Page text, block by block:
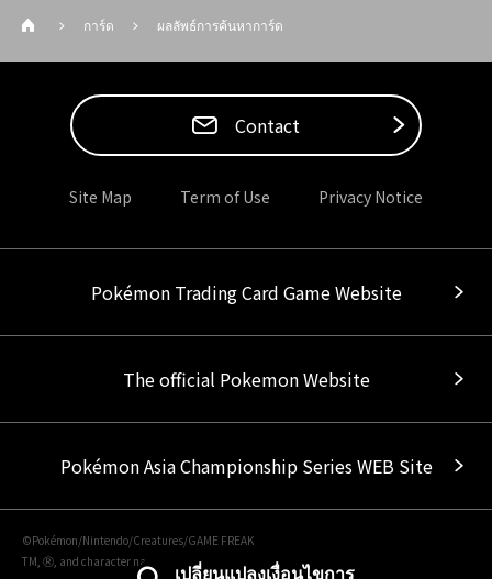
เปลี่ยนแปลงเงื่อนไขการ
การ์ด ผลลัพธ์การค้นหาการ์ด
Contact
Site Map Term of Use Privacy Notice
Pokémon Trading Card Game Website
The official Pokemon Website
Pokémon Asia Championship Series WEB Site
©Pokémon/Nintendo/Creatures/GAME FREAK
TM, Ⓡ, and character names are trademarks of Nintendo.